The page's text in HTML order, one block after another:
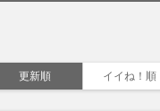
更新順 イイね！順